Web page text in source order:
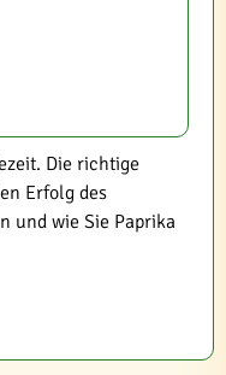
Die richtige
Erfolg des
und wie Sie Paprika